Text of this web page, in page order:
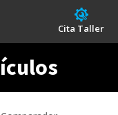
Cita Taller